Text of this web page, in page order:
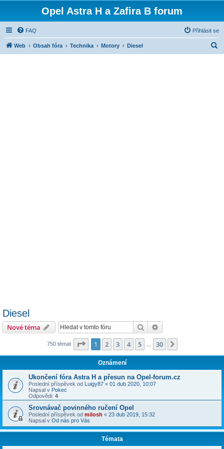
Opel Astra H a Zafira B forum
FAQ Přihlásit se
Web Obsah fóra Technika Motory Diesel
Diesel
Nové téma Hledat
750 témat Stránka z 30
1 2 3 4 5 30
Oznámení
Ukončení fóra Astra H a přesun na Opel-forum.cz
Poslední příspěvek od Luigy87 « 01 dub 2020, 10:07
Napsal v Pokec
Odpovědi: 4
Srovnávač povinného ručení Opel
Poslední příspěvek od milosh « 23 dub 2019, 15:32
Napsal v Od nás pro Vás
Témata